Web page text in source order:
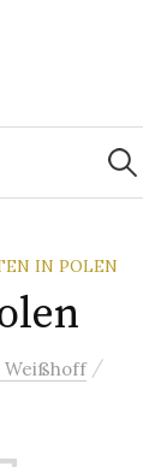
Suchen
nach:
IN POLEN
Weißhoff /